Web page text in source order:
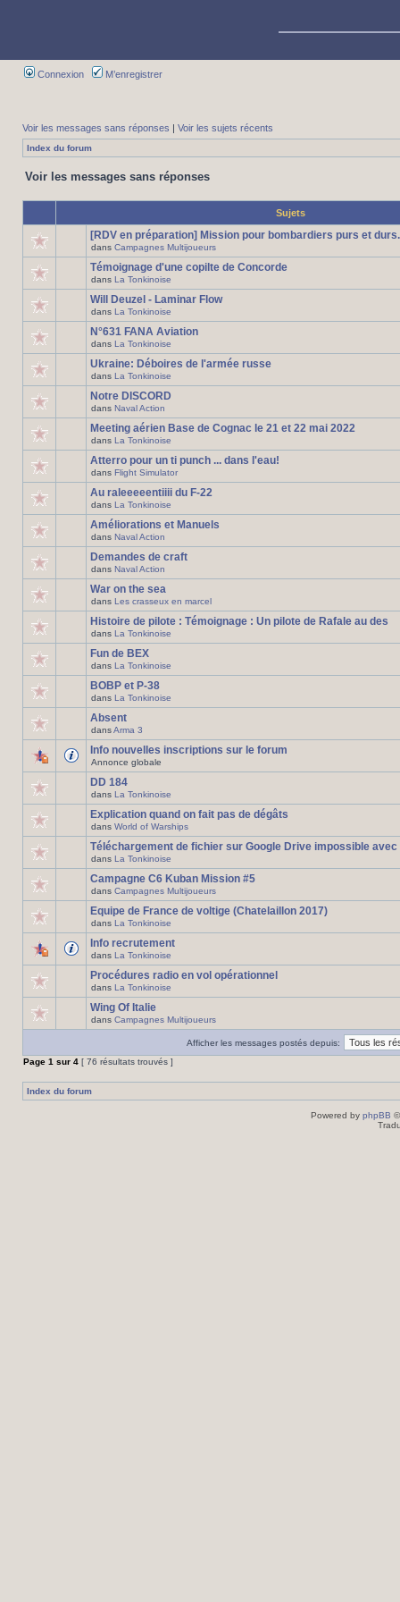
Connexion M’enregistrer
Voir les messages sans réponses | Voir les sujets récents
Index du forum
Voir les messages sans réponses
Sujets
[RDV en préparation] Mission pour bombardiers purs et durs.
dans Campagnes Multijoueurs
Témoignage d'une copilte de Concorde
dans La Tonkinoise
Will Deuzel - Laminar Flow
dans La Tonkinoise
N°631 FANA Aviation
dans La Tonkinoise
Ukraine: Déboires de l'armée russe
dans La Tonkinoise
Notre DISCORD
dans Naval Action
Meeting aérien Base de Cognac le 21 et 22 mai 2022
dans La Tonkinoise
Atterro pour un ti punch ... dans l'eau!
dans Flight Simulator
Au raleeeeentiiii du F-22
dans La Tonkinoise
Améliorations et Manuels
dans Naval Action
Demandes de craft
dans Naval Action
War on the sea
dans Les crasseux en marcel
Histoire de pilote : Témoignage : Un pilote de Rafale au des
dans La Tonkinoise
Fun de BEX
dans La Tonkinoise
BOBP et P-38
dans La Tonkinoise
Absent
dansArma 3
Info nouvelles inscriptions sur le forum
Annonce globale
DD 184
dans La Tonkinoise
Explication quand on fait pas de dégâts
dans World of Warships
Téléchargement de fichier sur Google Drive impossible avec
dans La Tonkinoise
Campagne C6 Kuban Mission #5
dans Campagnes Multijoueurs
Equipe de France de voltige (Chatelaillon 2017)
dans La Tonkinoise
Info recrutement
dans La Tonkinoise
Procédures radio en vol opérationnel
dans La Tonkinoise
Wing Of Italie
dans Campagnes Multijoueurs
Afficher les messages postés depuis:
Page 1 sur 4 [ 76 résultats trouvés ]
Index du forum
Powered by phpBB